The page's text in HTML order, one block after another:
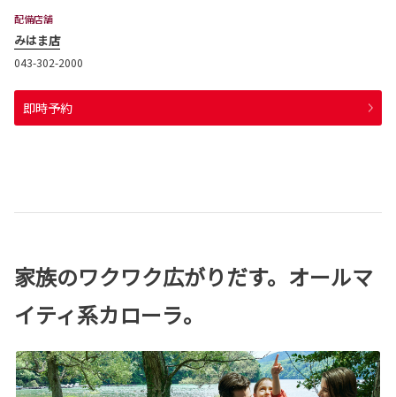
配備店舗
みはま店
043-302-2000
即時予約
家族のワクワク広がりだす。オールマ
イティ系カローラ。